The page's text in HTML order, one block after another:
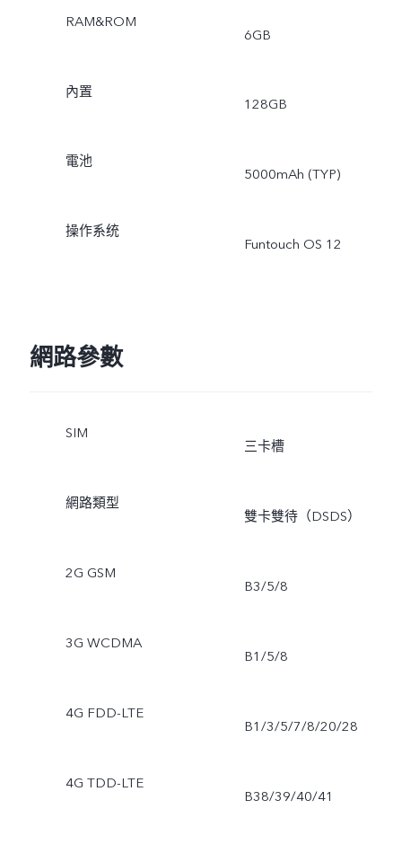
RAM&ROM
6GB
內置
128GB
電池
5000mAh (TYP)
操作系统
Funtouch OS 12
網路參數
SIM
三卡槽
網路類型
雙卡雙待（DSDS）
2G GSM
B3/5/8
3G WCDMA
B1/5/8
4G FDD-LTE
B1/3/5/7/8/20/28
4G TDD-LTE
B38/39/40/41